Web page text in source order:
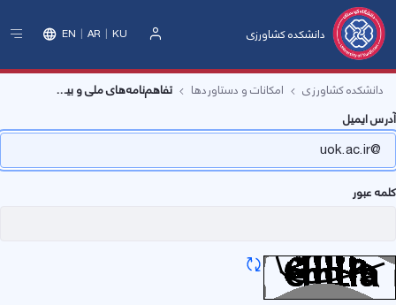
دانشکده کشاورزی EN AR KU
دانشکده کشاورزی امکانات و دستاوردها
تفاهم‌نامه‌های ملی و بین‌المللی
ایمیل
عبور
تازه سازی CAPTCHA